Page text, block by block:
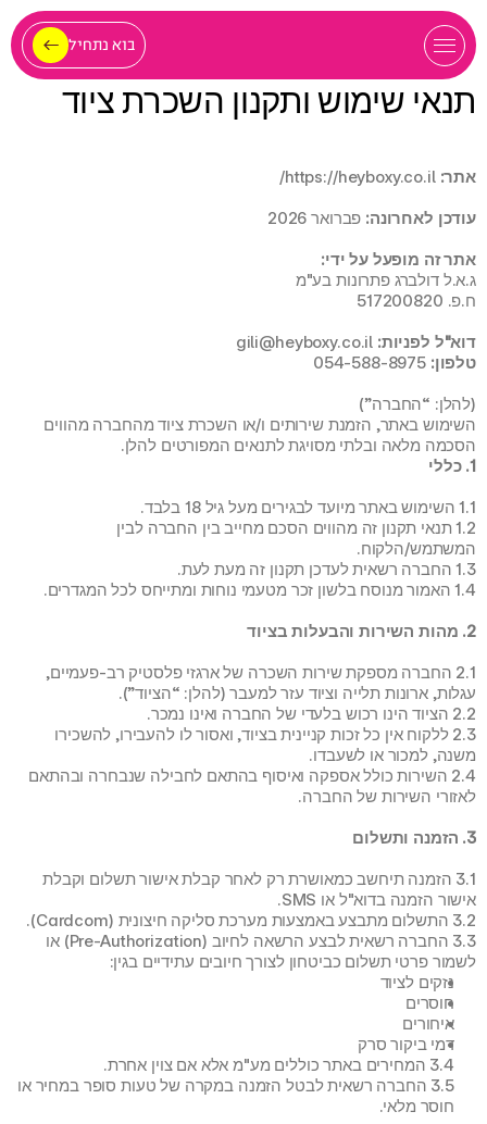
בוא נתחיל
תנאי שימוש ותקנון השכרת ציוד
אתר: https://heyboxy.co.il/
עודכן לאחרונה: פברואר 2026
אתר זה מופעל על ידי:
ג.א.ל דולברג פתרונות בע"מ
ח.פ. 517200820
דוא"ל לפניות:
טלפון:
(להלן: “החברה”)
הסכמה מלאה ובלתי מסויגת לתנאים המפורטים להלן.
1. כללי
1.1 השימוש באתר מיועד לבגירים מעל גיל 18 בלבד.
המשתמש/הלקוח.
1.3 החברה רשאית לעדכן תקנון זה מעת לעת.
1.4 האמור מנוסח בלשון זכר מטעמי נוחות ומתייחס לכל המגדרים.
2. מהות השירות והבעלות בציוד
עגלות, ארונות תלייה וציוד עזר למעבר (להלן: “הציוד”).
2.2 הציוד הינו רכוש בלעדי של החברה ואינו נמכר.
משנה, למכור או לשעבדו.
לאזורי השירות של החברה.
3. הזמנה ותשלום
3.1 הזמנה תיחשב כמאושרת רק לאחר קבלת אישור תשלום וקבלת
אישור הזמנה בדוא"ל או SMS.
3.2 התשלום מתבצע באמצעות מערכת סליקה חיצונית (Cardcom).
לשמור פרטי תשלום כביטחון לצורך חיובים עתידיים בגין:
נזקים לציוד
חוסרים
איחורים
דמי ביקור סרק
3.4 המחירים באתר כוללים מע"מ אלא אם צוין אחרת.
חוסר מלאי.